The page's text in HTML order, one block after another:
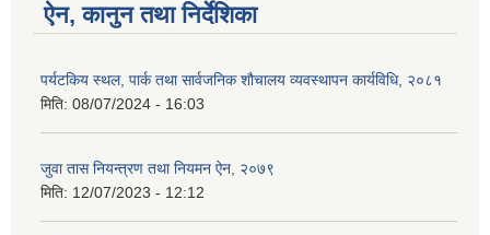
ऐन, कानुन तथा निर्देशिका
पर्यटकिय स्थल, पार्क तथा सार्वजनिक शौचालय व्यवस्थापन कार्यविधि, २०८१
मिति: 08/07/2024 - 16:03
जुवा तास नियन्त्रण तथा नियमन ऐन, २०७९
मिति: 12/07/2023 - 12:12